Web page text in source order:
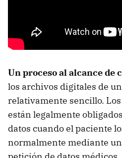
Un proceso al alcance de
los archivos digitales de
relativamente sencillo.
están legalmente
datos cuando el paciente
normalmente mediante